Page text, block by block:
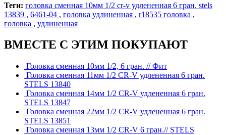
Теги: головка сменная 10мм 1/2 cr-v удлененная 6 гран. stels
13839 , 6461-04 , головка удлиненная , r18535 головка ,
головка , удлиненная
ВМЕСТЕ С ЭТИМ ПОКУПАЮТ
Головка сменная 10мм 1/2, 6 гран. // Фит
Головка сменная 11мм 1/2 CR-V удлененная 6 гран.
STELS 13840
Головка сменная 14мм 1/2 CR-V удлененная 6 гран.
STELS 13847
Головка сменная 22мм 1/2 CR-V удлененная 6 гран.
STELS 13851
Головка сменная 13мм 1/2 CR-V 6 гран.// STELS